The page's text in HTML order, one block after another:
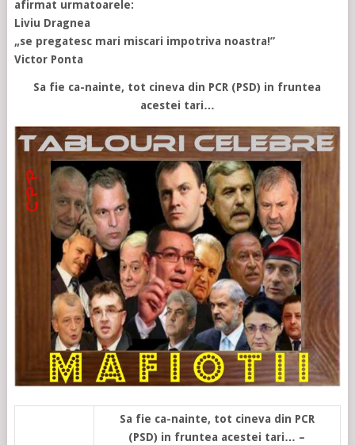
afirmat urmatoarele:
Liviu Dragnea
„se pregatesc mari miscari impotriva noastra!”
Victor Ponta
Sa fie ca-nainte, tot cineva din PCR (PSD) in fruntea
acestei tari…
Sa fie ca-nainte, tot cineva din PCR
(PSD) in fruntea acestei tari… –